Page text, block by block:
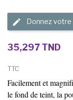
Donnez votre
35,297 TND
TTC
Facilement et
le fond de teint, la